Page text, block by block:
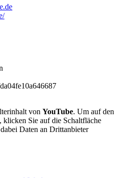
von YouTube. Um auf den
Sie auf die Schaltfläche
Daten an Drittanbieter